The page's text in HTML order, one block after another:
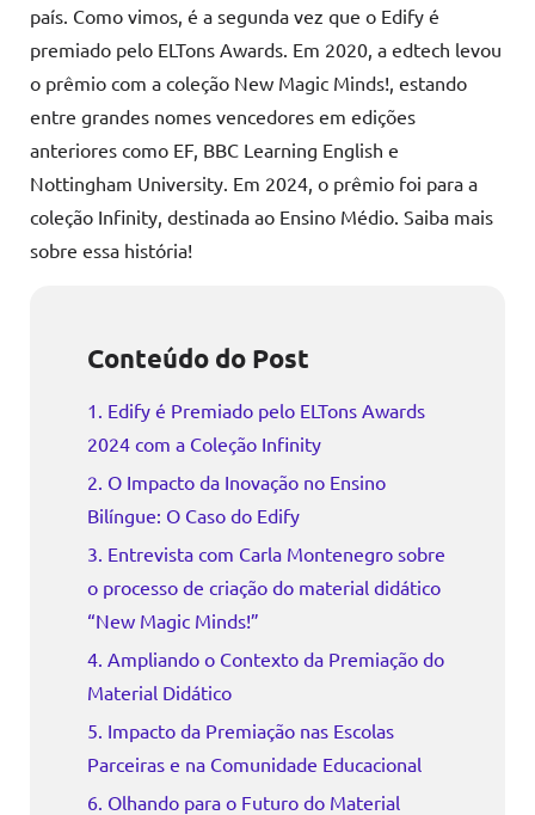
país. Como vimos, é a segunda vez que o Edify é
premiado pelo ELTons Awards. Em 2020, a edtech levou
o prêmio com a coleção New Magic Minds!, estando
entre grandes nomes vencedores em edições
anteriores como EF, BBC Learning English e
Nottingham University. Em 2024, o prêmio foi para a
coleção Infinity, destinada ao Ensino Médio. Saiba mais
sobre essa história!
Conteúdo do Post
1. Edify é Premiado pelo ELTons Awards
2024 com a Coleção Infinity
2. O Impacto da Inovação no Ensino
Bilíngue: O Caso do Edify
3. Entrevista com Carla Montenegro sobre
o processo de criação do material didático
“New Magic Minds!”
4. Ampliando o Contexto da Premiação do
Material Didático
5. Impacto da Premiação nas Escolas
Parceiras e na Comunidade Educacional
6. Olhando para o Futuro do Material